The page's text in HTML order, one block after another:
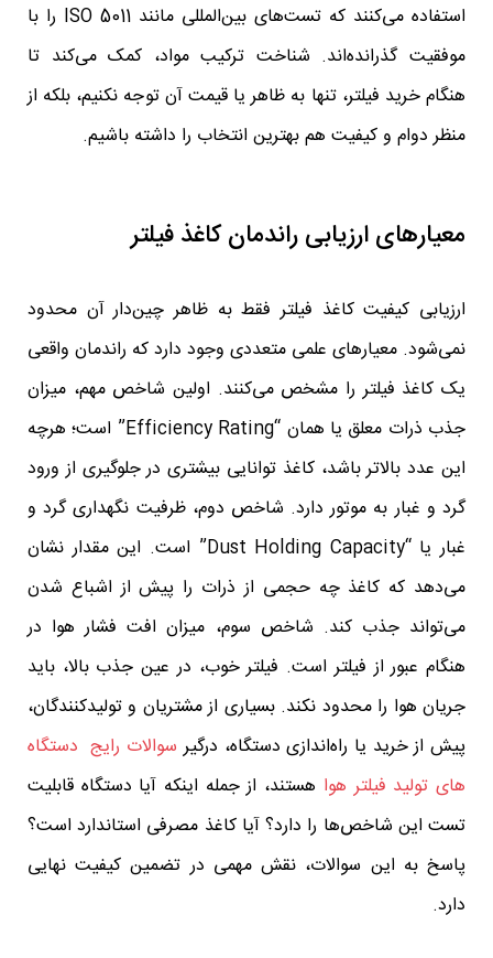
استفاده می‌کنند که تست‌های بین‌المللی مانند ISO 5011 را با
موفقیت گذرانده‌اند. شناخت ترکیب مواد، کمک می‌کند تا
هنگام خرید فیلتر، تنها به ظاهر یا قیمت آن توجه نکنیم، بلکه از
منظر دوام و کیفیت هم بهترین انتخاب را داشته باشیم.
معیارهای ارزیابی راندمان کاغذ فیلتر
ارزیابی کیفیت کاغذ فیلتر فقط به ظاهر چین‌دار آن محدود
نمی‌شود. معیارهای علمی متعددی وجود دارد که راندمان واقعی
یک کاغذ فیلتر را مشخص می‌کنند. اولین شاخص مهم، میزان
جذب ذرات معلق یا همان “Efficiency Rating” است؛ هرچه
این عدد بالاتر باشد، کاغذ توانایی بیشتری در جلوگیری از ورود
گرد و غبار به موتور دارد. شاخص دوم، ظرفیت نگهداری گرد و
غبار یا “Dust Holding Capacity” است. این مقدار نشان
می‌دهد که کاغذ چه حجمی از ذرات را پیش از اشباع شدن
می‌تواند جذب کند. شاخص سوم، میزان افت فشار هوا در
هنگام عبور از فیلتر است. فیلتر خوب، در عین جذب بالا، باید
جریان هوا را محدود نکند. بسیاری از مشتریان و تولیدکنندگان،
پیش از خرید یا راه‌اندازی دستگاه، درگیر سوالات رایج دستگاه‌
های تولید فیلتر هوا هستند، از جمله اینکه آیا دستگاه قابلیت
تست این شاخص‌ها را دارد؟ آیا کاغذ مصرفی استاندارد است؟
پاسخ به این سوالات، نقش مهمی در تضمین کیفیت نهایی
دارد.